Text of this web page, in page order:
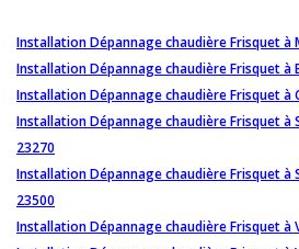
Installation Dépannage chaudière Frisquet à
Installation Dépannage chaudière Frisquet à
Installation Dépannage chaudière Frisquet à
Installation Dépannage chaudière Frisquet
23270
Installation Dépannage chaudière Frisquet à
23500
Installation Dépannage chaudière Frisquet à